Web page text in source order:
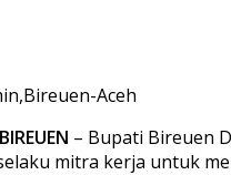
Aceh
– Bupati Bireuen
mitra kerja untuk